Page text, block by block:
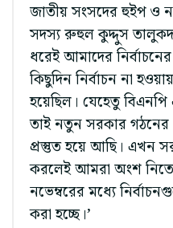
জাতীয় সংসদের হুইপ ও
সদস্য রুহুল কুদ্দুস
ধরেই আমাদের
কিছুদিন নির্বাচন না
হয়েছিল। যেহেতু বিএনপি
তাই নতুন সরকার
প্রস্তুত হয়ে আছি। এখন
করলেই আমরা অংশ নিতে
নভেম্বরের মধ্যে
করা হচ্ছে।’